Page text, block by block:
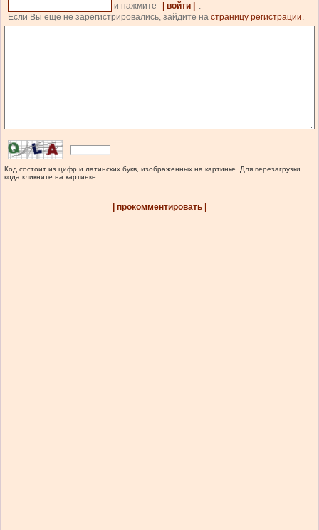
и нажмите
| войти |
.
Если Вы еще не зарегистрировались, зайдите на страницу регистрации.
Код состоит из цифр и латинских букв, изображенных на картинке. Для перезагрузки
кода кликните на картинке.
| прокомментировать |